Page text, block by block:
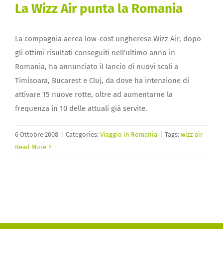
La Wizz Air punta la Romania
La compagnia aerea low-cost ungherese Wizz Air, dopo
gli ottimi risultati conseguiti nell'ultimo anno in
Romania, ha annunciato il lancio di nuovi scali a
Timisoara, Bucarest e Cluj, da dove ha intenzione di
attivare 15 nuove rotte, oltre ad aumentarne la
frequenza in 10 delle attuali già servite.
6 Ottobre 2008 Categories: Viaggio in Romania Tags: wizz air
Read More